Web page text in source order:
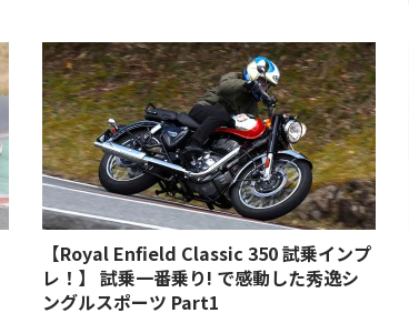
【Royal Enfield Classic 350 試乗インプ
レ！】 試乗一番乗り! で感動した秀逸シ
ングルスポーツ Part1